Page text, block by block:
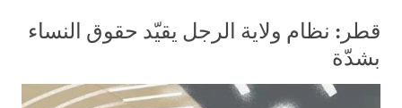
قطر: نظام ولاية الرجل يقيّد حقوق النساء
بشدّة